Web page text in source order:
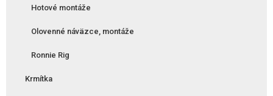
Hotové montáže
Olovenné náväzce, montáže
Ronnie Rig
Krmítka